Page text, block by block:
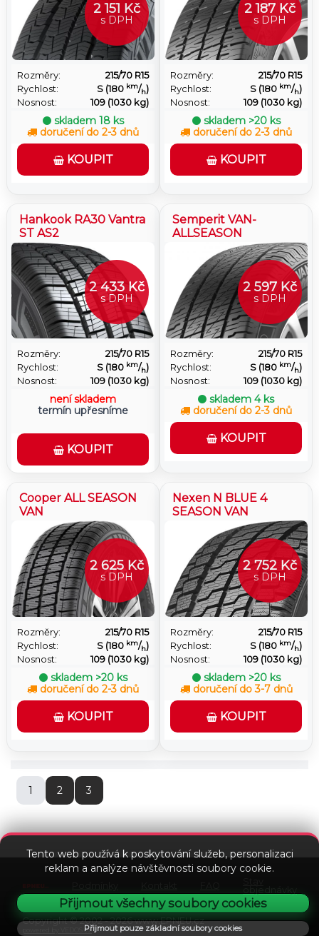
Tento web používá k poskytování služeb, personalizaci
reklam a analýze návštěvnosti soubory cookie.
Přijmout všechny soubory cookies
Přijmout pouze základní soubory cookies
2 151 Kč
s DPH
Rozměry:
215/70 R15
Rychlost:
S (180 km/h)
Nosnost:
109 (1030 kg)
skladem 18 ks
doručení do 2-3 dnů
KOUPIT
2 187 Kč
s DPH
Rozměry:
215/70 R15
Rychlost:
S (180 km/h)
Nosnost:
109 (1030 kg)
skladem >20 ks
doručení do 2-3 dnů
KOUPIT
Hankook RA30 Vantra
ST AS2
2 433 Kč
s DPH
Rozměry:
215/70 R15
Rychlost:
S (180 km/h)
Nosnost:
109 (1030 kg)
není skladem
termín upřesníme
KOUPIT
Semperit VAN-
ALLSEASON
2 597 Kč
s DPH
Rozměry:
215/70 R15
Rychlost:
S (180 km/h)
Nosnost:
109 (1030 kg)
skladem 4 ks
doručení do 2-3 dnů
KOUPIT
Cooper ALL SEASON
VAN
2 625 Kč
s DPH
Rozměry:
215/70 R15
Rychlost:
S (180 km/h)
Nosnost:
109 (1030 kg)
skladem >20 ks
doručení do 2-3 dnů
KOUPIT
Nexen N BLUE 4
SEASON VAN
2 752 Kč
s DPH
Rozměry:
215/70 R15
Rychlost:
S (180 km/h)
Nosnost:
109 (1030 kg)
skladem >20 ks
doručení do 3-7 dnů
KOUPIT
1 2 3
objednávky
Copyright © 2002 - 2026 www.EPNEU.cz
powered by VEDOS.cz